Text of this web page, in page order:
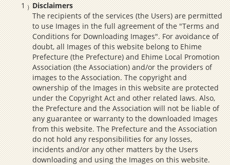
Disclaimers
The recipients of the services (the Users) are permitted
to use Images in the full agreement of the "Terms and
Conditions for Downloading Images". For avoidance of
doubt, all Images of this website belong to Ehime
Prefecture (the Prefecture) and Ehime Local Promotion
Association (the Association) and/or the providers of
images to the Association. The copyright and
ownership of the Images in this website are protected
under the Copyright Act and other related laws. Also,
the Prefecture and the Association will not be liable of
any guarantee or warranty to the downloaded Images
from this website. The Prefecture and the Association
do not hold any responsibilities for any losses,
incidents and/or any other matters by the Users
downloading and using the Images on this website.